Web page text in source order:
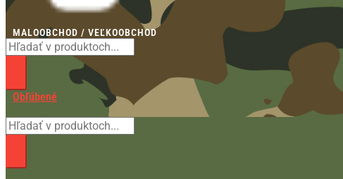
MALOOBCHOD / VEĽKOOBCHOD
Obľúbené